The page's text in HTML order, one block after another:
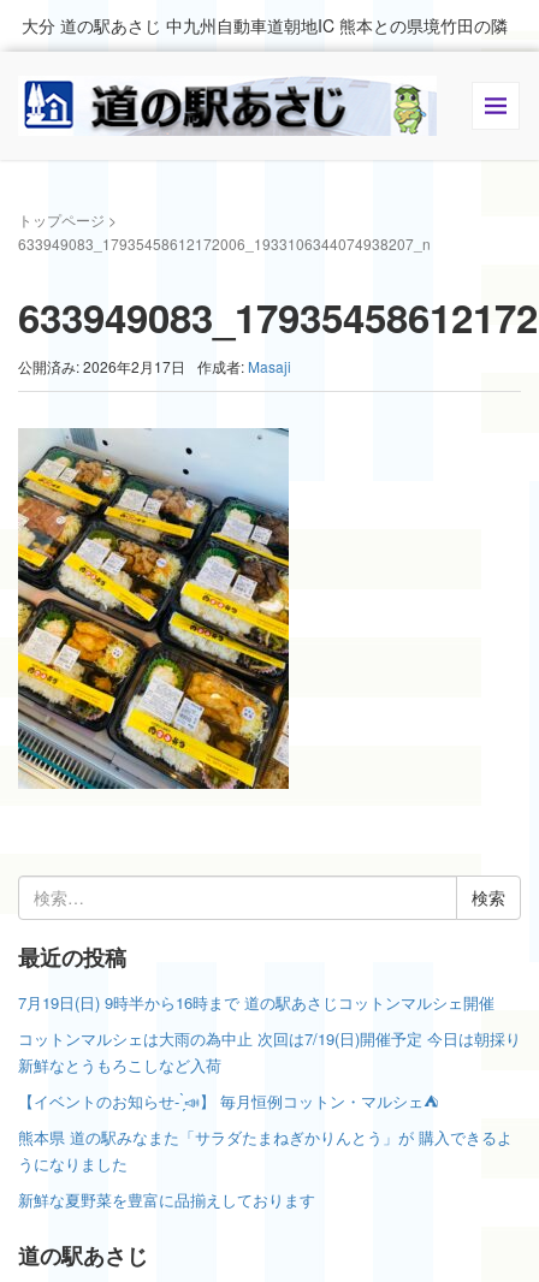
大分 道の駅あさじ 中九州自動車道朝地IC 熊本との県境竹田の隣
トップページ >
633949083_17935458612172006_1933106344074938207_n
公開済み: 2026年2月17日 作成者: Masaji
検
索:
最近の投稿
7月19日(日) 9時半から16時まで 道の駅あさじコットンマルシェ開催
コットンマルシェは大雨の為中止 次回は7/19(日)開催予定 今日は朝採り
新鮮なとうもろこしなど入荷
【イベントのお知らせ- ̗̀📣】 毎月恒例コットン・マルシェ⛺️
熊本県 道の駅みなまた「サラダたまねぎかりんとう」が 購入できるよ
うになりました
新鮮な夏野菜を豊富に品揃えしております
道の駅あさじ